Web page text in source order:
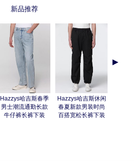
新品推荐
Hazzys哈吉斯春季
男士潮流通勤长款
牛仔裤长裤下装
Hazzys哈吉斯休闲
春夏新款男装时尚
百搭宽松长裤下装